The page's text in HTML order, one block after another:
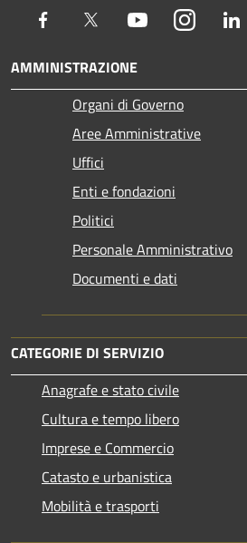
Facebook Twitter YoutubeInstagram
AMMINISTRAZIONE
Organi di Governo
Aree Amministrative
Uffici
Enti e fondazioni
Politici
Personale Amministrativo
Documenti e dati
CATEGORIE DI SERVIZIO
Anagrafe e stato civile
Cultura e tempo libero
Imprese e Commercio
Catasto e urbanistica
Mobilità e trasporti